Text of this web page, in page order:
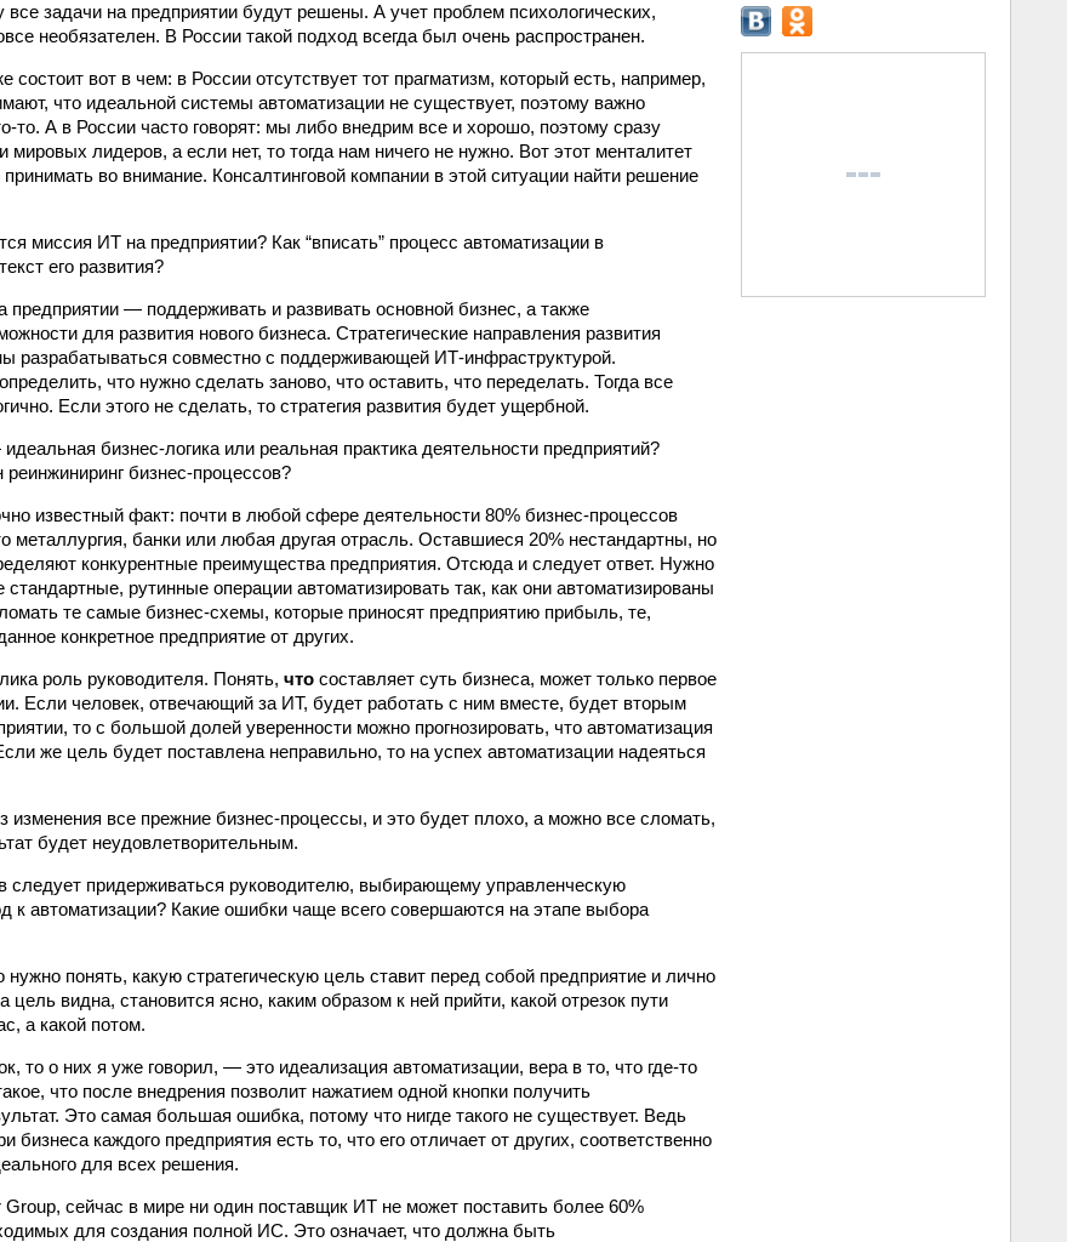
все задачи на предприятии будут решены. А учет проблем психологических,
необязателен. В России такой подход всегда был очень распространен.
состоит вот в чем: в России отсутствует тот прагматизм, который есть, например,
что идеальной системы автоматизации не существует, поэтому важно
то. А в России часто говорят: мы либо внедрим все и хорошо, поэтому сразу
мировых лидеров, а если нет, то тогда нам ничего не нужно. Вот этот менталитет
во внимание. Консалтинговой компании в этой ситуации найти решение
миссия ИТ на предприятии? Как “вписать” процесс автоматизации в
его развития?
— поддерживать и развивать основной бизнес, а также
для развития нового бизнеса. Стратегические направления развития
разрабатываться совместно с поддерживающей ИТ-инфраструктурой.
что нужно сделать заново, что оставить, что переделать. Тогда все
Если этого не сделать, то стратегия развития будет ущербной.
бизнес-логика или реальная практика деятельности предприятий?
реинжиниринг бизнес-процессов?
известный факт: почти в любой сфере деятельности 80% бизнес-процессов
металлургия, банки или любая другая отрасль. Оставшиеся 20% нестандартны, но
конкурентные преимущества предприятия. Отсюда и следует ответ. Нужно
стандартные, рутинные операции автоматизировать так, как они автоматизированы
те самые бизнес-схемы, которые приносят предприятию прибыль, те,
конкретное предприятие от других.
роль руководителя. Понять, что составляет суть бизнеса, может только первое
Если человек, отвечающий за ИТ, будет работать с ним вместе, будет вторым
то с большой долей уверенности можно прогнозировать, что автоматизация
же цель будет поставлена неправильно, то на успех автоматизации надеяться
изменения все прежние бизнес-процессы, и это будет плохо, а можно все сломать,
будет неудовлетворительным.
следует придерживаться руководителю, выбирающему управленческую
к автоматизации? Какие ошибки чаще всего совершаются на этапе выбора
нужно понять, какую стратегическую цель ставит перед собой предприятие и лично
цель видна, становится ясно, каким образом к ней прийти, какой отрезок пути
а какой потом.
то о них я уже говорил, — это идеализация автоматизации, вера в то, что где-то
что после внедрения позволит нажатием одной кнопки получить
Это самая большая ошибка, потому что нигде такого не существует. Ведь
бизнеса каждого предприятия есть то, что его отличает от других, соответственно
для всех решения.
сейчас в мире ни один поставщик ИТ не может поставить более 60%
для создания полной ИС. Это означает, что должна быть